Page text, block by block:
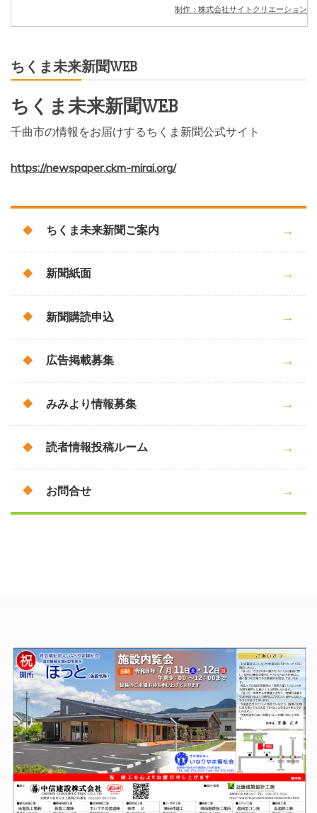
制作：株式会社サイトクリエーション
ちくま未来新聞WEB
ちくま未来新聞WEB
千曲市の情報をお届けするちくま新聞公式サイト
https://newspaper.ckm-mirai.org/
ちくま未来新聞ご案内
新聞紙面
新聞購読申込
広告掲載募集
みみより情報募集
読者情報投稿ルーム
お問合せ